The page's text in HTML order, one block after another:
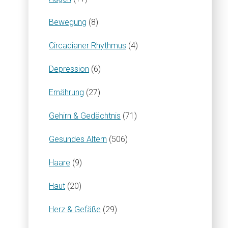
Bewegung (8)
Circadianer Rhythmus (4)
Depression (6)
Ernährung (27)
Gehirn & Gedächtnis (71)
Gesundes Altern (506)
Haare (9)
Haut (20)
Herz & Gefäße (29)